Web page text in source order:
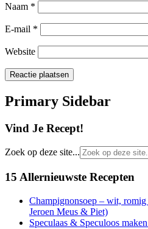
Naam *
E-mail *
Website
Primary Sidebar
Vind Je Recept!
Zoek op deze site...
15 Allernieuwste Recepten
Champignonsoep – wit,
Jeroen Meus & Piet)
Speculaas & Speculoos